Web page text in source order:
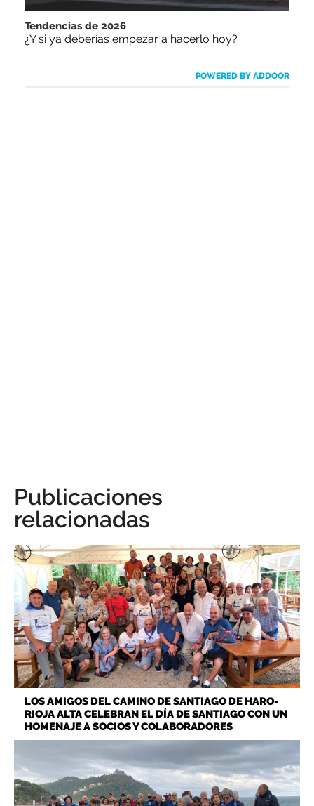
Tendencias de 2026
¿Y si ya deberías empezar a hacerlo hoy?
POWERED BY ADDOOR
Publicaciones
relacionadas
LOS AMIGOS DEL CAMINO DE SANTIAGO DE HARO-
RIOJA ALTA CELEBRAN EL DÍA DE SANTIAGO CON UN
HOMENAJE A SOCIOS Y COLABORADORES